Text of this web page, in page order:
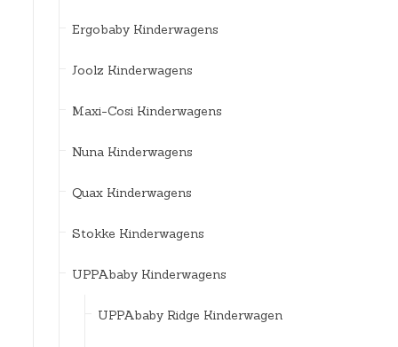
Ergobaby Kinderwagens
Joolz Kinderwagens
Maxi-Cosi Kinderwagens
Nuna Kinderwagens
Quax Kinderwagens
Stokke Kinderwagens
UPPAbaby Kinderwagens
UPPAbaby Ridge Kinderwagen